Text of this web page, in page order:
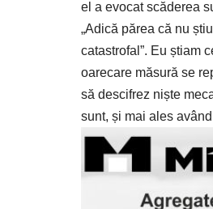
el a evocat scăderea
„Adică părea că nu
catastrofal”. Eu știam
oarecare măsură se
să descifrez niște
sunt, și mai ales